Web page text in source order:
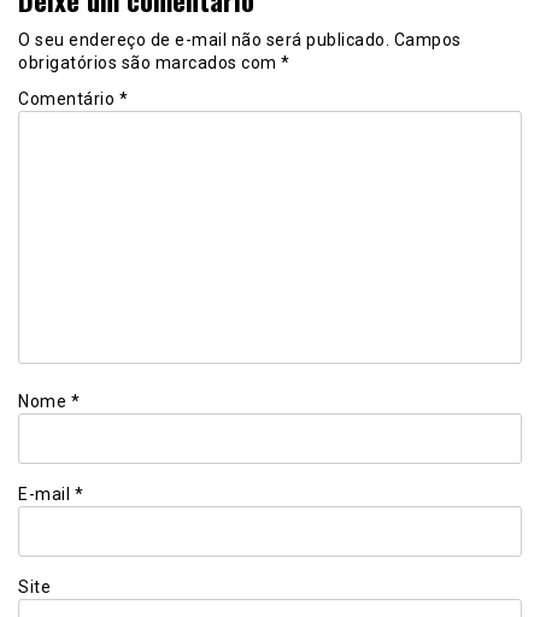
O seu endereço de e-mail não será publicado. Campos
obrigatórios são marcados com *
Comentário *
Nome *
E-mail *
Site